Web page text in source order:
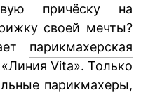
причёску на
своей мечты?
парикмахерская
Vita». Только
парикмахеры,